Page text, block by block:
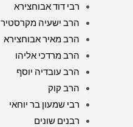
רבי דוד אבוחצירא
הרב ישעיה מקרסטיר
הרב מאיר אבוחצירא
הרב מרדכי אליהו
הרב עובדיה יוסף
הרב קוק
רבי שמעון בר יוחאי
רבנים שונים